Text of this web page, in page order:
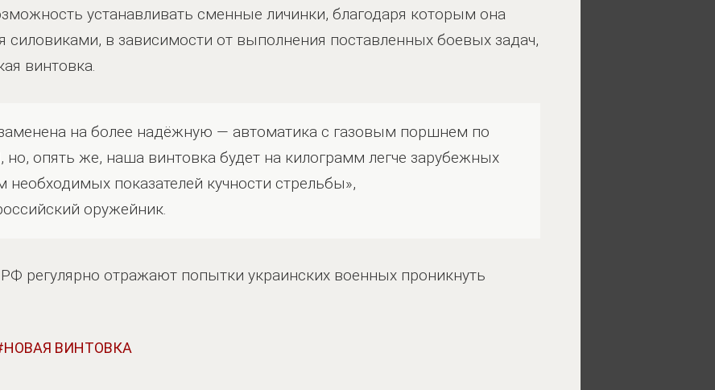
устанавливать сменные личинки, благодаря которым она
силовиками, в зависимости от выполнения поставленных боевых задач,
винтовка.
заменена на более надёжную — автоматика с газовым поршнем по
но, опять же, наша винтовка будет на килограмм легче зарубежных
необходимых показателей кучности стрельбы»,
оружейник.
регулярно отражают попытки украинских военных проникнуть
НОВАЯ ВИНТОВКА